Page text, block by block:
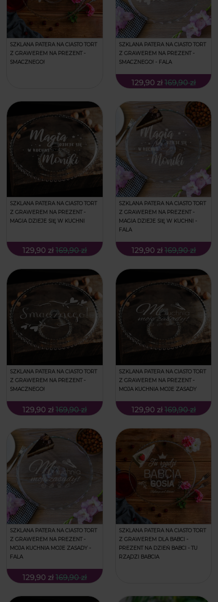
SZKLANA PATERA NA CIASTO TORT
Z GRAWEREM NA PREZENT -
SMACZNEGO!
SZKLANA PATERA NA CIASTO TORT
Z GRAWEREM NA PREZENT -
SMACZNEGO! - FALA
129,90 zł 169,90 zł
SZKLANA PATERA NA CIASTO TORT
Z GRAWEREM NA PREZENT -
MAGIA DZIEJE SIĘ W KUCHNI
129,90 zł 169,90 zł
SZKLANA PATERA NA CIASTO TORT
Z GRAWEREM NA PREZENT -
MAGIA DZIEJE SIĘ W KUCHNI -
FALA
129,90 zł 169,90 zł
SZKLANA PATERA NA CIASTO TORT
Z GRAWEREM NA PREZENT -
SMACZNEGO!
129,90 zł 169,90 zł
SZKLANA PATERA NA CIASTO TORT
Z GRAWEREM NA PREZENT -
MOJA KUCHNIA MOJE ZASADY
129,90 zł 169,90 zł
SZKLANA PATERA NA CIASTO TORT
Z GRAWEREM NA PREZENT -
MOJA KUCHNIA MOJE ZASADY -
FALA
129,90 zł 169,90 zł
SZKLANA PATERA NA CIASTO TORT
Z GRAWEREM DLA BABCI -
PREZENT NA DZIEŃ BABCI - TU
RZĄDZI BABCIA